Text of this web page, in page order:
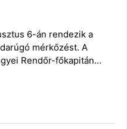
6-án rendezik a
mérkőzést. A
Rendőr-főkapitán…